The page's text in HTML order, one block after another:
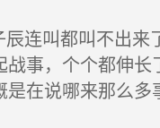
连叫都叫不出来
战事，个个都伸长
在说哪来那么多